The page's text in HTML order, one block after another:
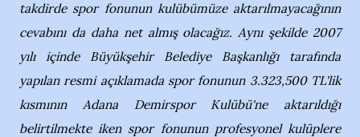
takdirde spor fonunun kulübümüze aktarılmayacağının
cevabını da daha net almış olacağız. Aynı şekilde 2007
yılı içinde Büyükşehir Belediye Başkanlığı tarafında
yapılan resmi açıklamada spor fonunun 3.323,500 TL'lik
kısmının Adana Demirspor Kulübü'ne aktarıldığı
belirtilmekte iken spor fonunun profesyonel kulüplere